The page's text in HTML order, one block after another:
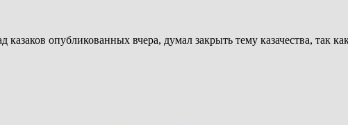
опубликованных вчера, думал закрыть тему казачества, так